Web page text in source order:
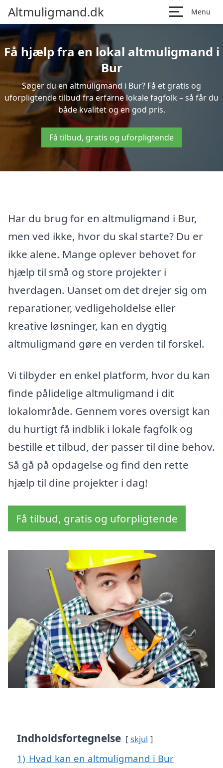
Altmuligmand.dk Menu
Få hjælp fra en lokal altmuligmand i
Bur
Søger du en altmuligmand i Bur? Få et gratis og
uforpligtende tilbud fra erfarne lokale fagfolk – så får du
både kvalitet og en god pris.
Få tilbud, gratis og uforpligtende
Har du brug for en altmuligmand i Bur,
men ved ikke, hvor du skal starte? Du er
ikke alene. Mange oplever behovet for
hjælp til små og store projekter i
hverdagen. Uanset om det drejer sig om
reparationer, vedligeholdelse eller
kreative løsninger, kan en dygtig
altmuligmand gøre en verden til forskel.
Vi tilbyder en enkel platform, hvor du kan
finde pålidelige altmuligmand i dit
lokalområde. Gennem vores oversigt kan
du hurtigt få indblik i lokale fagfolk og
bestille et tilbud, der passer til dine behov.
Så gå på opdagelse og find den rette
hjælp til dine projekter i dag!
Få tilbud, gratis og uforpligtende
Indholdsfortegnelse skjul
1) Hvad kan en altmuligmand i Bur